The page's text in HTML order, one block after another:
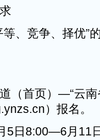
、竞争、择优”
（首页）—“云
）报名。
5日8:00—6月11